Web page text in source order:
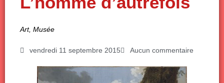
Art, Musée
vendredi 11 septembre 2015 Aucun commentaire